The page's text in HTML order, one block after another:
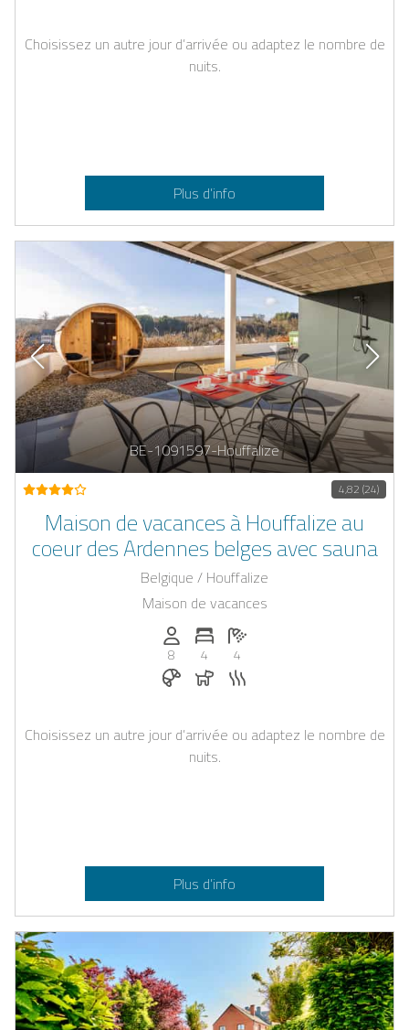
Choisissez un autre jour d’arrivée ou adaptez le nombre de
nuits.
Plus d’info
BE-1091597-Houffalize
4,82 (24)
Maison de vacances à Houffalize au
coeur des Ardennes belges avec sauna
Belgique / Houffalize
Maison de vacances
Personnes (max): 8
8
Nombre de chambres: 4
4
Nombre de salles de bain: 4
4
Petit-déjeuner réservable chez
Chiens autorisés
Choisissez un autre jour d’arrivée ou adaptez le nombre de
nuits.
Plus d’info